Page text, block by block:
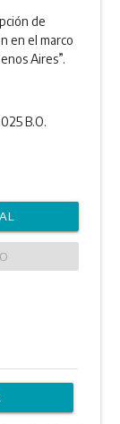
de
en el marco
Aires”.
B.O.